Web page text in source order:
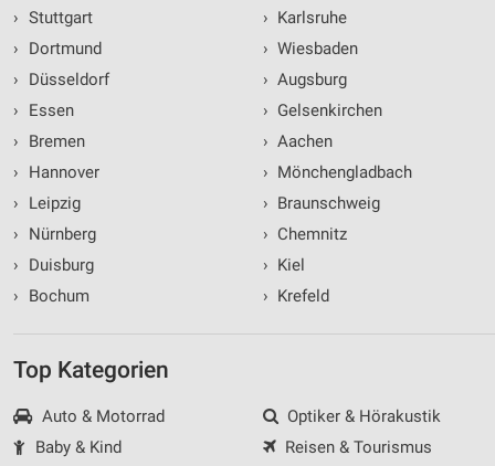
› Stuttgart
›
Dortmund
›
Düsseldorf
›
Essen
›
Bremen
›
Hannover
›
Leipzig
›
Nürnberg
›
Duisburg
›
Bochum
› Karlsruhe
› Wiesbaden
› Augsburg
› Gelsenkirchen
› Aachen
› Mönchengladbach
› Braunschweig
› Chemnitz
› Kiel
› Krefeld
Top Kategorien
Auto & Motorrad
Baby & Kind
Optiker & Hörakustik
Reisen & Tourismus